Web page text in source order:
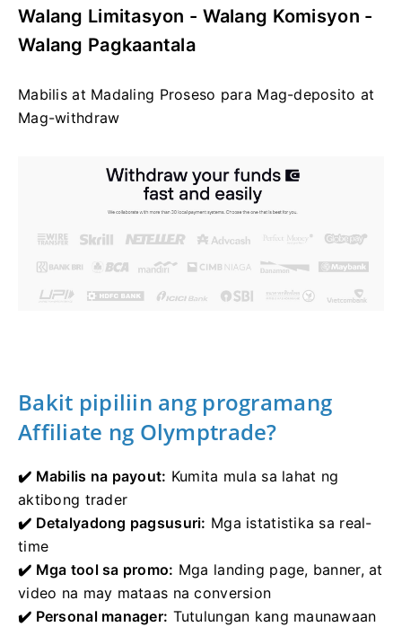
Walang Limitasyon - Walang Komisyon -
Walang Pagkaantala
Mabilis at Madaling Proseso para Mag-deposito at
Mag-withdraw
Bakit pipiliin ang programang
Affiliate ng Olymptrade?
✔️ Mabilis na payout: Kumita mula sa lahat ng
aktibong trader
✔️ Detalyadong pagsusuri: Mga istatistika sa real-
time
✔️ Mga tool sa promo: Mga landing page, banner, at
video na may mataas na conversion
✔️ Personal manager: Tutulungan kang maunawaan